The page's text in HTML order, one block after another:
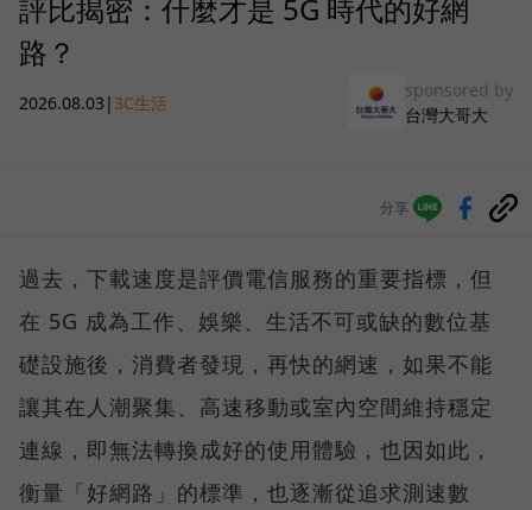
評比揭密：什麼才是 5G 時代的好網
路？
2026.08.03 | 3C生活
sponsored by
台灣大哥大
分享
過去，下載速度是評價電信服務的重要指標，但
在 5G 成為工作、娛樂、生活不可或缺的數位基
礎設施後，消費者發現，再快的網速，如果不能
讓其在人潮聚集、高速移動或室內空間維持穩定
連線，即無法轉換成好的使用體驗，也因如此，
衡量「好網路」的標準，也逐漸從追求測速數